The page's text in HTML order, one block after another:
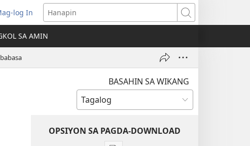
log In
(may
bubukas
na
bagong
window)
Hanapin
SA AMIN
BASAHIN SA WIKANG
OPSIYON SA PAGDA-DOWNLOAD